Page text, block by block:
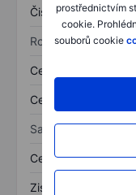
prostřednictvím
cookie.
souborů cookie
Čistý příjem
Rozvaha
Celková aktiva
Celkový dluh
Sazby
Cena/tržby
Zisk na akcii